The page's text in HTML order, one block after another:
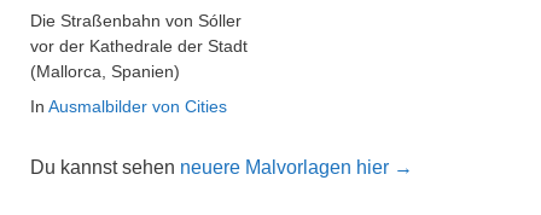
Die Straßenbahn von Sóller
vor der Kathedrale der Stadt
(Mallorca, Spanien)
In Ausmalbilder von Cities
Du kannst sehen neuere Malvorlagen hier →